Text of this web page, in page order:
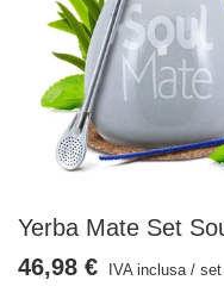
Yerba Mate Set
46,98 € IVA inclusa/ set